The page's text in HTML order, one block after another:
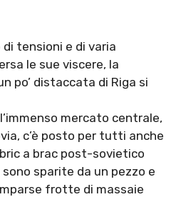
tensioni e di varia
le sue viscere, la
po’ distaccata di Riga si
mercato centrale,
c’è posto per tutti anche
a brac post-sovietico
sparite da un pezzo e
frotte di massaie